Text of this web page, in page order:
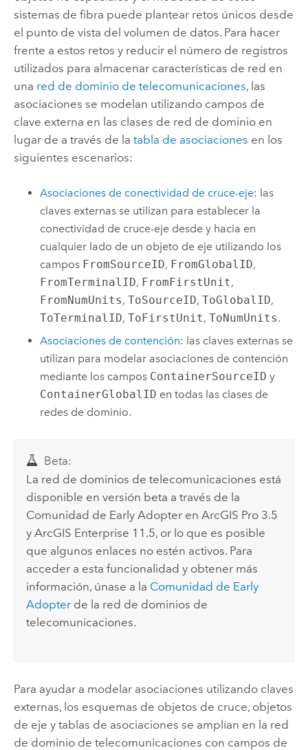
sistemas de fibra puede plantear retos únicos desde
el punto de vista del volumen de datos. Para hacer
frente a estos retos y reducir el número de registros
utilizados para almacenar características de red en
una red de dominio de telecomunicaciones, las
asociaciones se modelan utilizando campos de
clave externa en las clases de red de dominio en
lugar de a través de la tabla de asociaciones en los
siguientes escenarios:
Asociaciones de conectividad de cruce-eje: las
claves externas se utilizan para establecer la
conectividad de cruce-eje desde y hacia en
cualquier lado de un objeto de eje utilizando los
campos FromSourceID, FromGlobalID,
FromTerminalID, FromFirstUnit,
FromNumUnits,ToSourceID,ToGlobalID,
ToTerminalID,ToFirstUnit,ToNumUnits.
Asociaciones de contención: las claves externas se
utilizan para modelar asociaciones de contención
mediante los campos ContainerSourceID y
ContainerGlobalID en todas las clases de
redes de dominio.
Beta:
La red de dominios de telecomunicaciones está
disponible en versión beta a través de la
Comunidad de Early Adopter enArcGIS Pro 3.5
yArcGIS Enterprise 11.5, or lo que es posible
que algunos enlaces no estén activos. Para
acceder a esta funcionalidad y obtener más
información, únase a la Comunidad de Early
Adopter de la red de dominios de
telecomunicaciones.
Para ayudar a modelar asociaciones utilizando claves
externas, los esquemas de objetos de cruce, objetos
de eje y tablas de asociaciones se amplían en la red
de dominio de telecomunicaciones con campos de